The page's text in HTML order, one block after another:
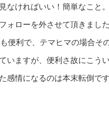
見なければいい！簡単なこと
ォローを外させて頂きました
も便利で、テマヒマの場合そ
ていますが、便利さ故にこう
た感情になるのは本末転倒で